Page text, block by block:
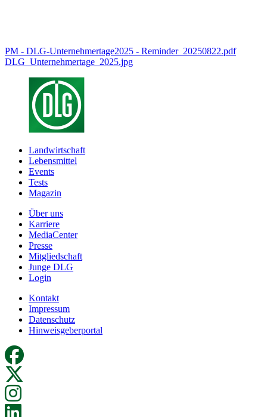
PM - DLG-Unternehmertage2025 - Reminder_20250822.pdf
DLG_Unternehmertage_2025.jpg
Landwirtschaft
Lebensmittel
Events
Tests
Magazin
Über uns
Karriere
MediaCenter
Presse
Mitgliedschaft
Junge DLG
Login
Kontakt
Impressum
Datenschutz
Hinweisgeberportal